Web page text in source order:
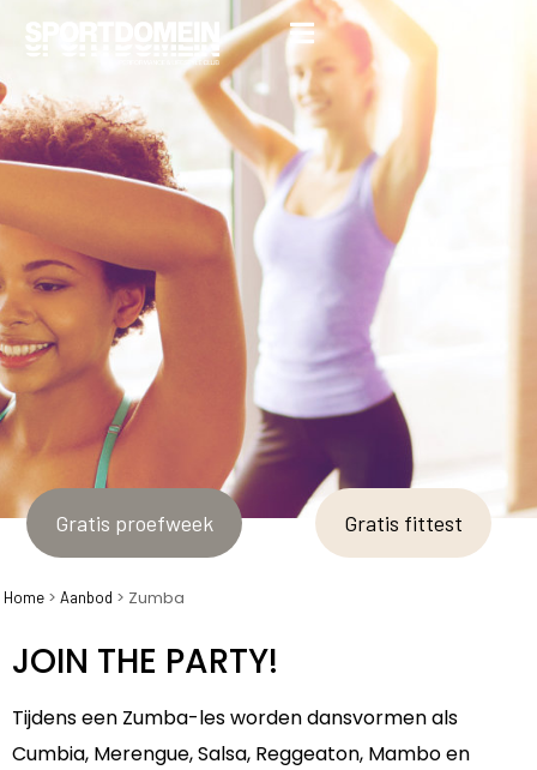
Gratis proefweek Gratis fittest
Home > Aanbod > Zumba
JOIN THE PARTY!
Tijdens een Zumba-les worden dansvormen als
Cumbia, Merengue, Salsa, Reggeaton, Mambo en